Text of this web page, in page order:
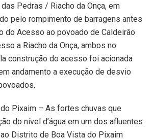
Pedras / Riacho da Onça, em
pelo rompimento de barragens antes
do Acesso ao povoado de Caldeirão
a Riacho da Onça, ambos no
construção do acesso foi acionada
andamento a execução de desvio
Pixaim – As fortes chuvas que
do nível d’água em um dos afluentes
Distrito de Boa Vista do Pixaim